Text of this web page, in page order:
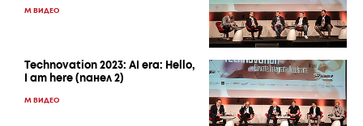
M ВИДЕО
Technovation 2023: AI era: Hello,
I am here (панел 2)
M ВИДЕО